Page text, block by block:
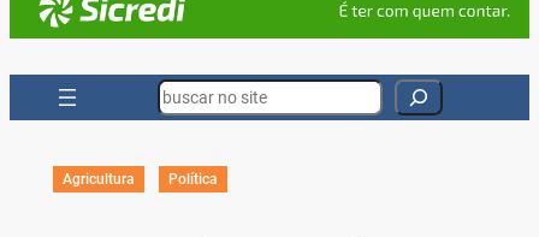
Search
Agricultura Política